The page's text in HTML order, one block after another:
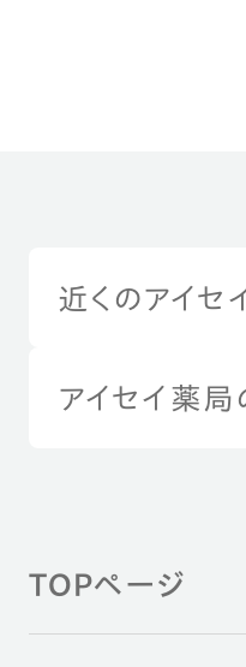
近くのアイセ
アイセイ薬局
TOPページ